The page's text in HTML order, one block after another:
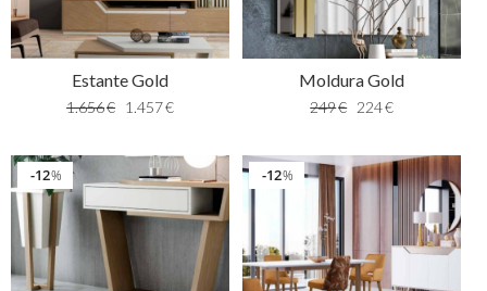
Estante Gold
1.656€ 1.457€
Moldura Gold
249€ 224€
%
12 %
12